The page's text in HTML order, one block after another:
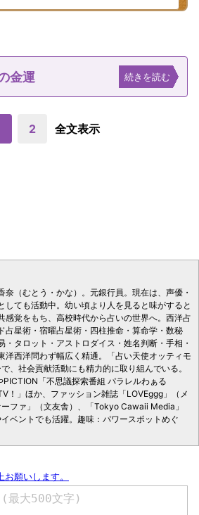
金運 続きを読む
2 全文表示
奈（むとう・かな）。元銀行員。現在は、声優・
しても活動中。幼い頃より人を見ると味がすると
感覚をもち、高校時代から占いの世界へ。西洋占
占星術・宿曜占星術・四柱推命・算命学・数秘
・タロット・アストロダイス・姓名判断・手相・
洋西洋問わず幅広く精通。「占い天使オッティモ
、社会貢献活動にも精力的に取り組んでいる。
「不思議探索番組 パラレルわぁる
！」ほか、ファッション雑誌「LOVEggg」（メ
ファ」（文友舎）、「Tokyo Cawaii Media」
イベントでも活躍。趣味：パワースポットめぐ